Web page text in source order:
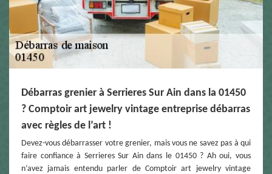
Débarras grenier à Serrieres Sur Ain dans la 01450
? Comptoir art jewelry vintage entreprise débarras
avec règles de l’art !
Devez-vous débarrasser votre grenier, mais vous ne savez pas à qui
faire confiance à Serrieres Sur Ain dans le 01450 ? Ah oui, vous
n’avez jamais entendu parler de Comptoir art jewelry vintage